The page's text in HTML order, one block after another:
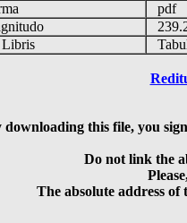
pdf
downloading this file, you
Do not link the
The absolute address